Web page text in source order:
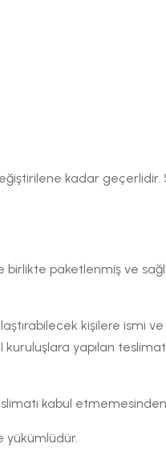
kadar
paketlenmiş ve
kişilere ismi ve
yapılan
kabul etmemesinden
yükümlüdür.